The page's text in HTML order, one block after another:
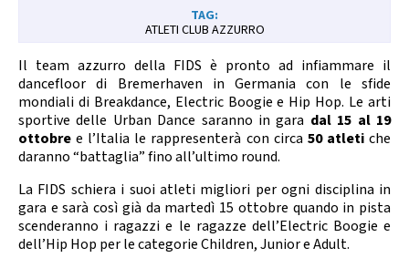
Tesseramento Territorio
Formazione Albo Soci
Calendario Gare Media
ATLETI CLUB AZZURRO
Il team azzurro della FIDS è pronto ad infiammare il
dancefloor di Bremerhaven in Germania con le sfide
mondiali di Breakdance, Electric Boogie e Hip Hop. Le arti
sportive delle Urban Dance saranno in gara dal 15 al 19
ottobre e l’Italia le rappresenterà con circa 50 atletiche
daranno “battaglia” fino all’ultimo round.
La FIDS schiera i suoi atleti migliori per ogni disciplina in
gara e sarà così già da martedì 15 ottobre quando in pista
scenderanno i ragazzi e le ragazze dell’Electric Boogie e
dell’Hip Hop per le categorie Children, Junior e Adult.